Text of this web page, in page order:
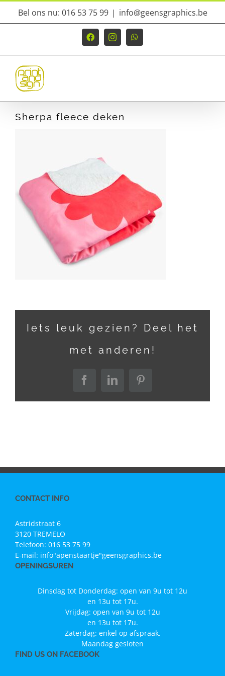
Ga
inhoud
Bel ons nu: 016 53 75 99 | info@geensgraphics.be
FacebookInstagramWhatsApp
Sherpa fleece deken
Iets leuk gezien? Deel het
met anderen!
FacebookLinkedInPinterest
CONTACT INFO
Astridstraat 6
3120 TREMELO
Telefoon: 016 53 75 99
E-mail: info"apenstaartje"geensgraphics.be
OPENINGSUREN
Dinsdag tot Donderdag: open van 9u tot 12u
en 13u tot 17u.
Vrijdag: open van 9u tot 12u
en 13u tot 17u.
Zaterdag: enkel op afspraak.
Maandag gesloten
FIND US ON FACEBOOK